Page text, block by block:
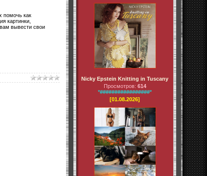
помочь как
картинки,
вывести свои
Nicky Epstein Knitting in Tuscany
Просмотров: 614
*#################*
[01.08.2026]